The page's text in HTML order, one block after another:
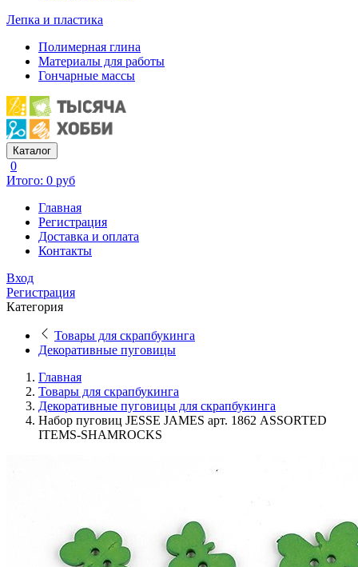
Лепка и пластика
Полимерная глина
Материалы для работы
Гончарные массы
Каталог
0
Итого: 0 руб
Главная
Регистрация
Доставка и оплата
Контакты
Вход
Регистрация
Категория
Товары для скрапбукинга
Декоративные пуговицы
Главная
Товары для скрапбукинга
Декоративные пуговицы для скрапбукинга
Набор пуговиц JESSE JAMES арт. 1862 ASSORTED
ITEMS-SHAMROCKS